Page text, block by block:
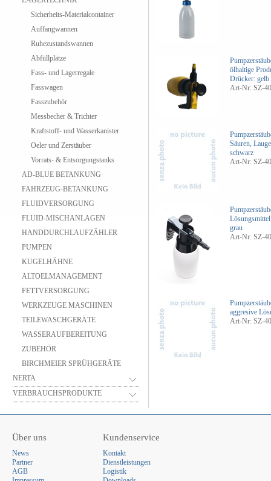
Sicherheits-Materialcontainer
Auffangwannen
Ruhezustandswannen
Abfüllplätze
Fass- und Lagerregale
Fasswagen
Fasszubehör
Messbecher & Trichter
Kraftstoff- und Wasserkanister
Oeler und Zerstäuber
Vorrats- & Entsorgungstanks
AD-BLUE BETANKUNG
FAHRZEUG-BETANKUNG
FLUIDVERSORGUNG
FLUID-MISCHANLAGEN
HANDDURCHLAUFZÄHLER
PUMPEN
KUGELHÄHNE
ALTOELMANAGEMENT
FETTVERSORGUNG
WERKZEUGE MASCHINEN
TEILEWASCHGERÄTE
WASSERAUFBEREITUNG
ZUBEHÖR
BIRCHMEIER SPRÜHGERÄTE
NERTA
VERBRAUCHSPRODUKTE
ölhaltige
Drücker: gelb
Art-Nr: SZ-
Säuren,
schwarz
Art-Nr: SZ-
Lösungsmittel
grau
Art-Nr: SZ-
aggresive
Art-Nr: SZ-
Über uns
News
Partner
AGB
Kundenservice
Kontakt
Dienstleistungen
Logistik